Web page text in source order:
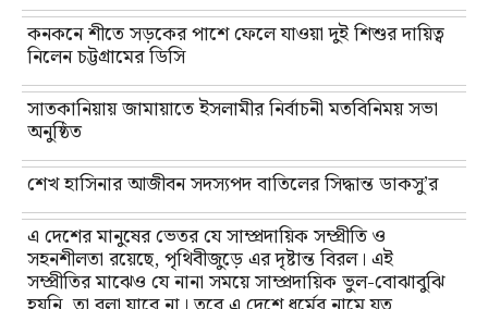
কনকনে শীতে সড়কের পাশে ফেলে যাওয়া দুই শিশুর দায়িত্ব
নিলেন চট্টগ্রামের ডিসি
সাতকানিয়ায় জামায়াতে ইসলামীর নির্বাচনী মতবিনিময় সভা
অনুষ্ঠিত
শেখ হাসিনার আজীবন সদস্যপদ বাতিলের সিদ্ধান্ত ডাকসু’র
এ দেশের মানুষের ভেতর যে সাম্প্রদায়িক সম্প্রীতি ও
সহনশীলতা রয়েছে, পৃথিবীজুড়ে এর দৃষ্টান্ত বিরল। এই
সম্প্রীতির মাঝেও যে নানা সময়ে সাম্প্রদায়িক ভুল-বোঝাবুঝি